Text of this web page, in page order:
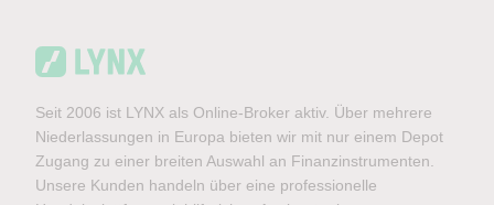
Seit 2006 ist LYNX als Online-Broker aktiv. Über mehrere
Niederlassungen in Europa bieten wir mit nur einem Depot
Zugang zu einer breiten Auswahl an Finanzinstrumenten.
Unsere Kunden handeln über eine professionelle